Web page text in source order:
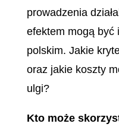
prowadzenia
efektem mogą być
polskim. Jakie
oraz jakie koszty
ulgi?
Kto może